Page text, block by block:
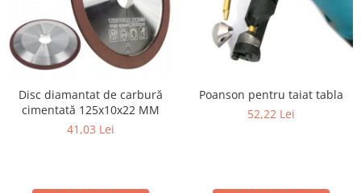
Disc diamantat de carbură
cimentată 125x10x22 MM
41,03 Lei
Poanson pentru taiat tabla
52,22 Lei